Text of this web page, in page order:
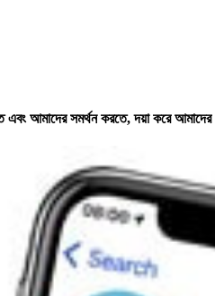
এবং আমাদের সমর্থন করতে, দয়া করে